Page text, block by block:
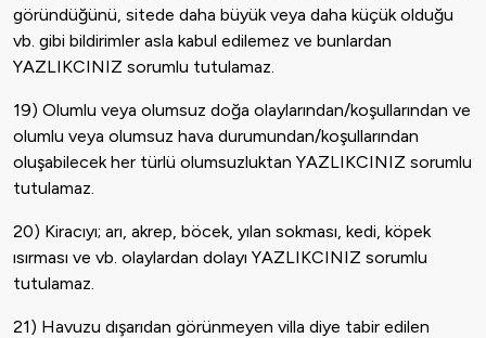
göründüğünü, sitede daha büyük veya daha küçük olduğu
vb. gibi bildirimler asla kabul edilemez ve bunlardan
YAZLIKCINIZ sorumlu tutulamaz.
19) Olumlu veya olumsuz doğa olaylarından/koşullarından ve
olumlu veya olumsuz hava durumundan/koşullarından
oluşabilecek her türlü olumsuzluktan YAZLIKCINIZ sorumlu
tutulamaz.
20) Kiracıyı; arı, akrep, böcek, yılan sokması, kedi, köpek
ısırması ve vb. olaylardan dolayı YAZLIKCINIZ sorumlu
tutulamaz.
21) Havuzu dışarıdan görünmeyen villa diye tabir edilen